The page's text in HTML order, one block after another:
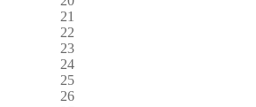
21
22
23
24
25
26